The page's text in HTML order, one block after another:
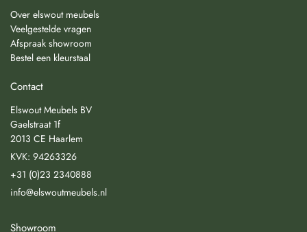
Over elswout meubels
Veelgestelde vragen
Afspraak showroom
Bestel een kleurstaal
Contact
Elswout Meubels BV
Gaelstraat 1f
2013 CE Haarlem
KVK: 94263326
+31 (0)23 2340888
info@elswoutmeubels.nl
Showroom